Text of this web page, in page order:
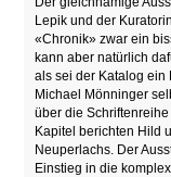
Lepik und der
«Chronik» zwar ein
kann aber natürlich
als sei der Katalog ein
Michael Mönninger
über die
Kapitel berichten Hild
Neuperlachs. Der
Einstieg in die